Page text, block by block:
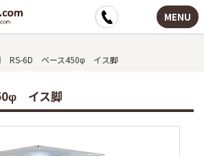
MENU
RS-6D ベース450φ イス脚
イス脚